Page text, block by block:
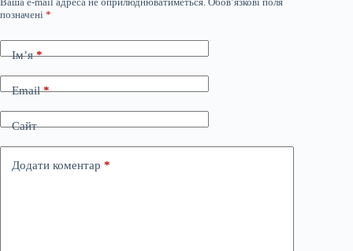
позначені *
Ім’я*
Email*
Сайт
Додати коментар *